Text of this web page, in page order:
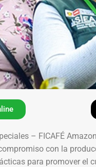
– FICAFÉ
con la
para promover el